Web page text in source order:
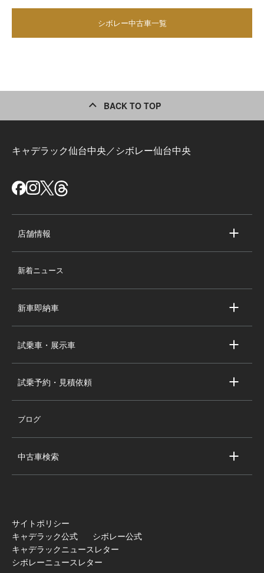
シボレー中古車一覧
BACK TO TOP
キャデラック仙台中央／シボレー仙台中央
店舗情報
スタッフ紹介
新着ニュース
新車即納車
シボレー新車即納車
試乗車・展示車
シボレー試乗車・展示車
試乗予約・見積依頼
試乗予約
ブログ
中古車検索
全国の注目の中古車
サイトポリシー
キャデラック公式
シボレー公式
キャデラックニュースレター
シボレーニュースレター